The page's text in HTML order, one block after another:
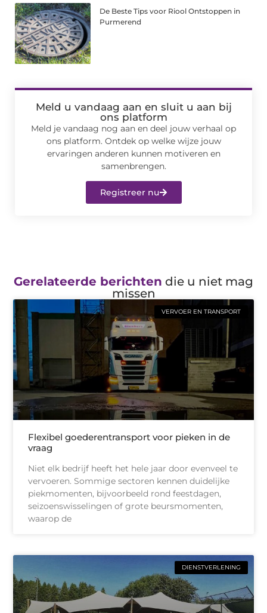
De Beste Tips voor Riool Ontstoppen in
Purmerend
Meld u vandaag aan en sluit u aan bij
ons platform
Meld je vandaag nog aan en deel jouw verhaal op
ons platform. Ontdek op welke wijze jouw
ervaringen anderen kunnen motiveren en
samenbrengen.
Registreer nu
Gerelateerde berichten die u niet mag
missen
VERVOER EN TRANSPORT
Flexibel goederentransport voor pieken in de
vraag
Niet elk bedrijf heeft het hele jaar door evenveel te
vervoeren. Sommige sectoren kennen duidelijke
piekmomenten, bijvoorbeeld rond feestdagen,
seizoenswisselingen of grote beursmomenten,
waarop de
DIENSTVERLENING